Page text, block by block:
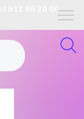
911 98 20 00